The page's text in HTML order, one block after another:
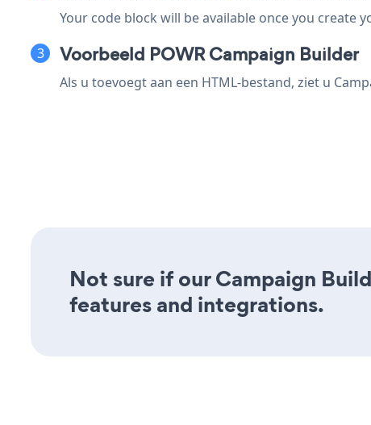
Your code block will be available once you create
Voorbeeld POWR Campaign Builder
Als u toevoegt aan een HTML-bestand, ziet u
Not sure if our Campaign
features and integrations.